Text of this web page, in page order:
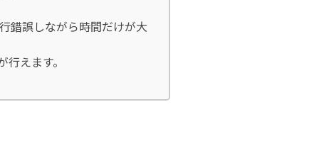
錯誤しながら時間だけが大
えます。